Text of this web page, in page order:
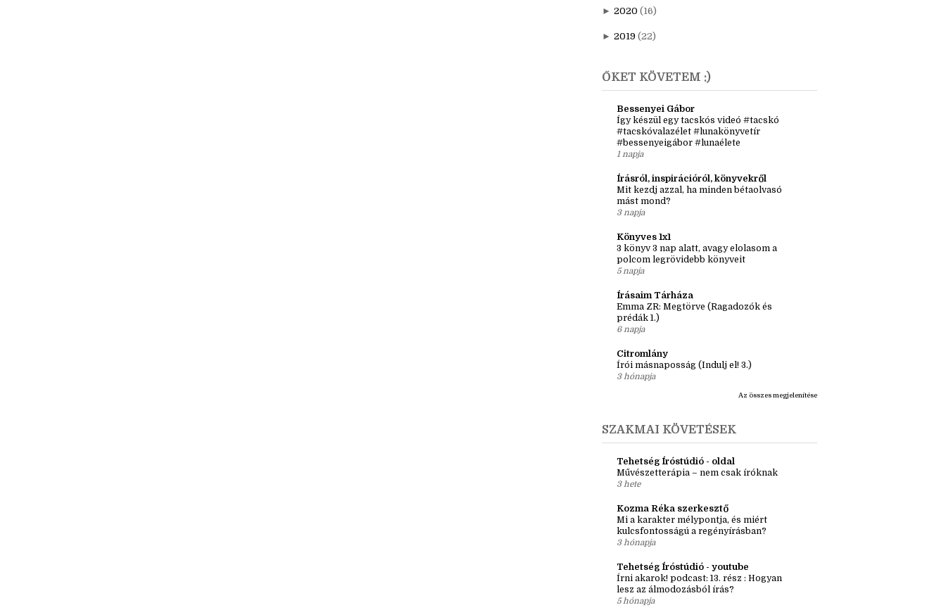
► 2023 (6)
► 2021 (7)
►2019 (22)
ŐKET KÖVETEM :)
Bessenyei Gábor
#tacskóvalazélet #lunakönyvetír
#bessenyeigábor #lunaélete
1 napja
Mit kezdj azzal, ha minden bétaolvasó
mást mond?
3 napja
3 könyv 3 nap alatt, avagy elolasom a
polcom legrövidebb könyveit
5 napja
Emma ZR: Megtörve (Ragadozók és
prédák 1.)
6 napja
3 hónapja
Az összes megjelenítése
SZAKMAI KÖVETÉSEK
Tehetség Íróstúdió - oldal
Művészetterápia – nem csak íróknak
3 hete
Mi a karakter mélypontja, és miért
kulcsfontosságú a regényírásban?
3 hónapja